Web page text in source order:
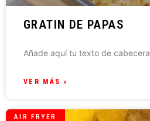
GRATIN DE PAPAS
Añade aquí tu texto de cabecera
VER MÁS »
AIR FRYER